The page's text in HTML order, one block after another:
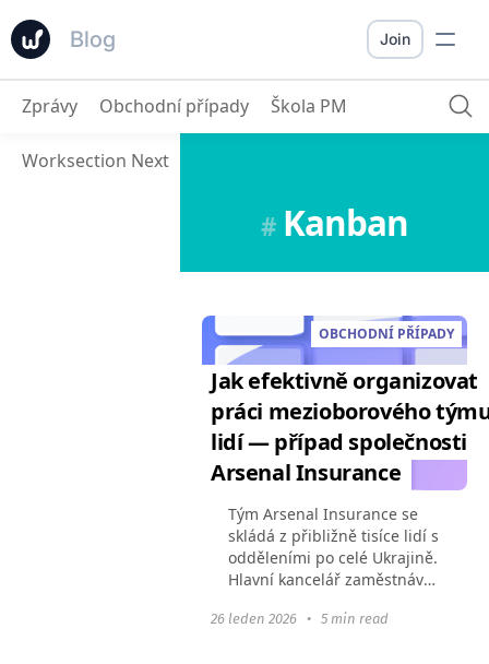
Blog Join
Zprávy Obchodní případy Škola PM
Worksection Next
#Kanban
OBCHODNÍ PŘÍPADY
Jak efektivně organizovat
práci mezioborového
lidí — případ společnosti
Arsenal Insurance
Tým Arsenal Insurance se
skládá z přibližně tisíce lidí s
odděleními po celé Ukrajině.
Hlavní kancelář zaměstnává
10 odděleních — včetně
26 leden 2026 • 5 min read